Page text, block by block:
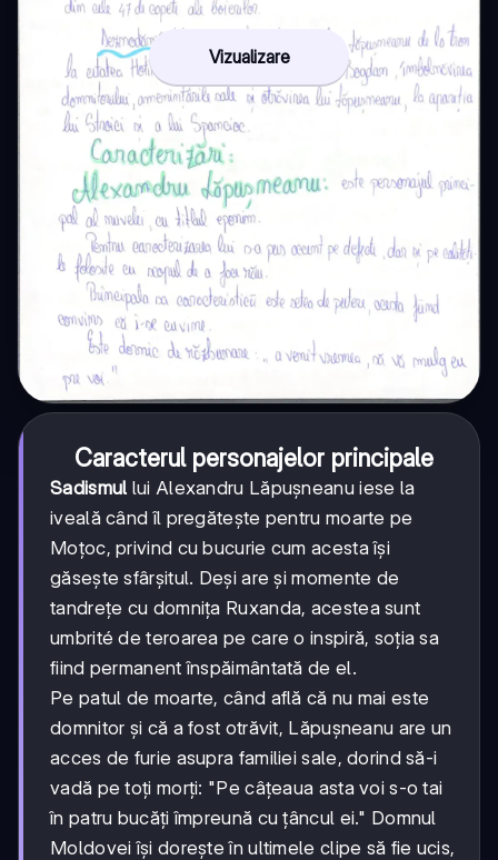
Vizualizare
Caracterul personajelor principale
Sadismul lui Alexandru Lăpușneanu iese la
iveală când îl pregătește pentru moarte pe
Moțoc, privind cu bucurie cum acesta își
găsește sfârșitul. Deși are și momente de
tandrețe cu domnița Ruxanda, acestea sunt
umbrité de teroarea pe care o inspiră, soția sa
fiind permanent înspăimântată de el.
Pe patul de moarte, când află că nu mai este
domnitor și că a fost otrăvit, Lăpușneanu are un
acces de furie asupra familiei sale, dorind să-i
vadă pe toți morți: "Pe câțeaua asta voi s-o tai
în patru bucăți împreună cu țâncul ei." Domnul
Moldovei își dorește în ultimele clipe să fie ucis,